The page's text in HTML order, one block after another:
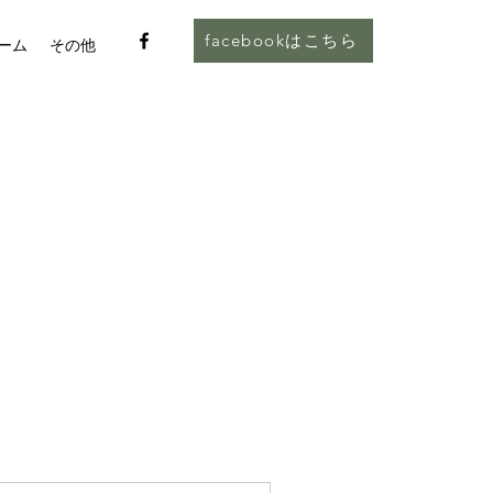
ム その他 facebookはこちら